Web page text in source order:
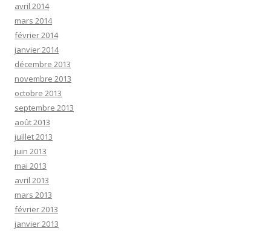
avril 2014
mars 2014
février 2014
janvier 2014
décembre 2013
novembre 2013
octobre 2013
septembre 2013
août 2013
juillet 2013
juin 2013
mai 2013
avril 2013
mars 2013
février 2013
janvier 2013